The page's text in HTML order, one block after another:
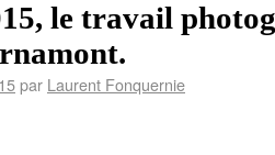
le travail
par Laurent Fonquernie